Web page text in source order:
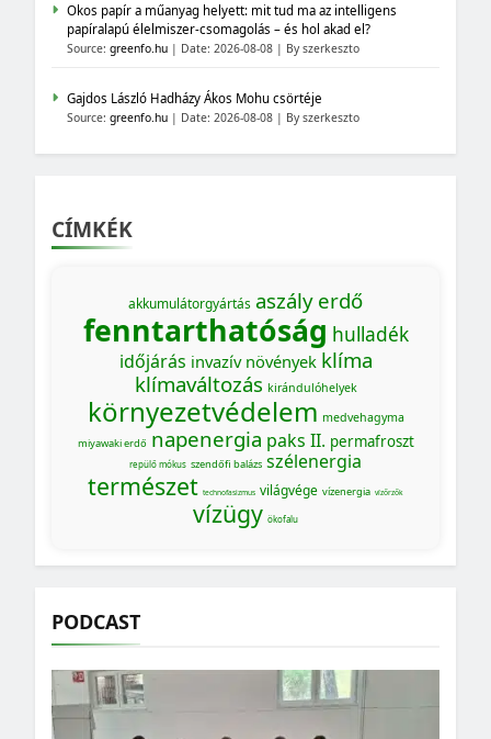
Okos papír a műanyag helyett: mit tud ma az intelligens
papíralapú élelmiszer-csomagolás – és hol akad el?
Source: greenfo.hu Date: 2026-08-08 By szerkeszto
Gajdos László Hadházy Ákos Mohu csörtéje
Source: greenfo.hu Date: 2026-08-08 By szerkeszto
CÍMKÉK
akkumulátorgyártás aszály erdő
fenntarthatóság hulladék
időjárás invazív növények klíma
klímaváltozás kirándulóhelyek
környezetvédelem medvehagyma
miyawaki erdő napenergia paks II. permafroszt
repülő mókus szendőfi balázs szélenergia
természet technofasizmus világvége vízenergia vízőrzők
vízügy ökofalu
PODCAST